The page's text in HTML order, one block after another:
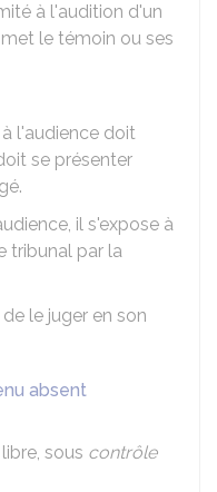
à l'audition d'un
le témoin ou ses
l'audience doit
se présenter
il s'expose à
tribunal par la
le juger en son
absent
sous contrôle